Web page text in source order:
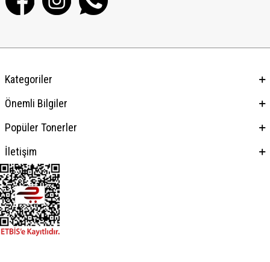
Kategoriler
Önemli Bilgiler
Popüler Tonerler
İletişim